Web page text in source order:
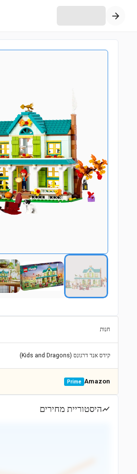
חנות
קידס אנד דרגונס (Kids and Dragons)
Amazon
Prime
היסטוריית מחירים